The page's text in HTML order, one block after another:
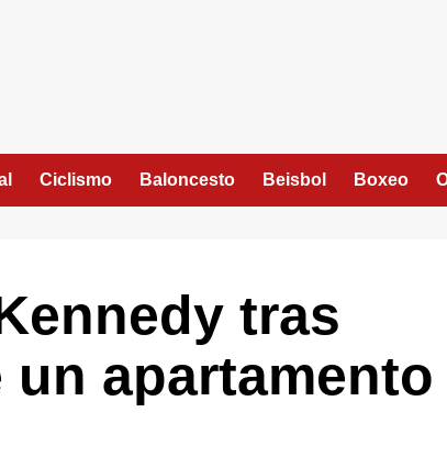
Ciclismo Baloncesto Beisbol Boxeo
tras
apartamento